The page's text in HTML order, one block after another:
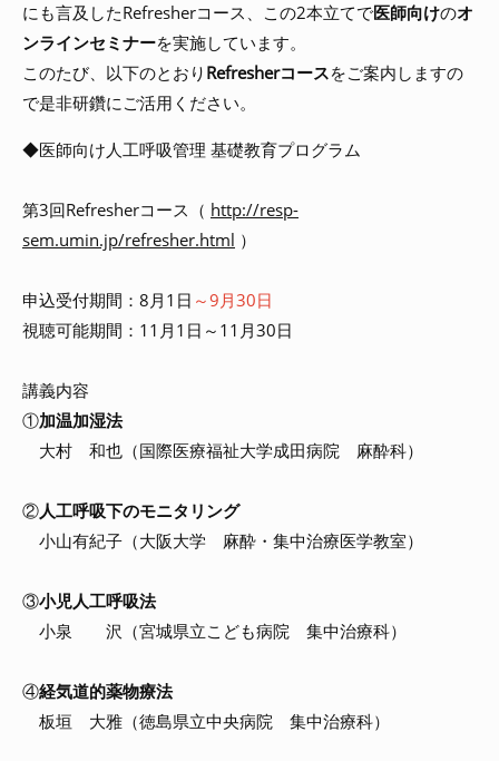
にも言及したRefresherコース、この2本立てで医師向けのオ
ンラインセミナーを実施しています。
このたび、以下のとおり Refresherコースをご案内しますの
で是非研鑽にご活用ください。
◆医師向け人工呼吸管理 基礎教育プログラム
第3回Refresherコース（ http://resp-
sem.umin.jp/refresher.html ）
申込受付期間：8月1日 ～9月30日
視聴可能期間：11月1日～11月30日
講義内容
①加温加湿法
大村 和也（国際医療福祉大学成田病院 麻酔科）
②人工呼吸下のモニタリング
小山有紀子（大阪大学 麻酔・集中治療医学教室）
③小児人工呼吸法
小泉 沢（宮城県立こども病院 集中治療科）
④経気道的薬物療法
板垣 大雅（徳島県立中央病院 集中治療科）